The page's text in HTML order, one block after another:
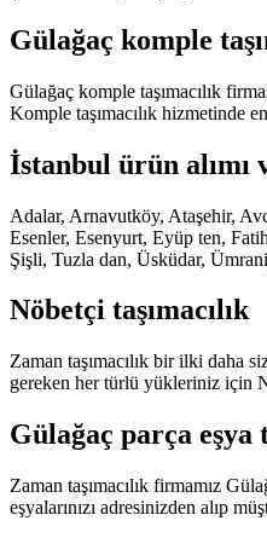
Gülağaç komple
Gülağaç komple taşımacılık
Komple taşımacılık hizmetinde
İstanbul ürün alımı
Adalar, Arnavutköy, Ataşehir,
Esenler, Esenyurt, Eyüp ten,
Şişli, Tuzla dan, Üsküdar,
Nöbetçi taşımacılık
Zaman taşımacılık bir ilki daha
gereken her türlü yükleriniz için
Gülağaç parça eşya
Zaman taşımacılık firmamız
eşyalarınızı adresinizden alıp